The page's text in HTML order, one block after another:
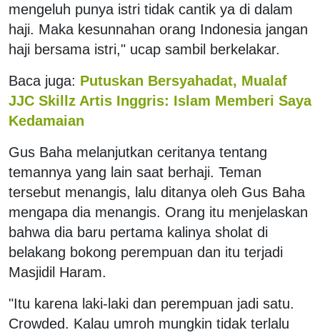
mengeluh punya istri tidak cantik ya di dalam
haji. Maka kesunnahan orang Indonesia jangan
haji bersama istri," ucap sambil berkelakar.
Baca juga: Putuskan Bersyahadat, Mualaf
JJC Skillz Artis Inggris: Islam Memberi Saya
Kedamaian
Gus Baha melanjutkan ceritanya tentang
temannya yang lain saat berhaji. Teman
tersebut menangis, lalu ditanya oleh Gus Baha
mengapa dia menangis. Orang itu menjelaskan
bahwa dia baru pertama kalinya sholat di
belakang bokong perempuan dan itu terjadi
Masjidil Haram.
"Itu karena laki-laki dan perempuan jadi satu.
Crowded. Kalau umroh mungkin tidak terlalu